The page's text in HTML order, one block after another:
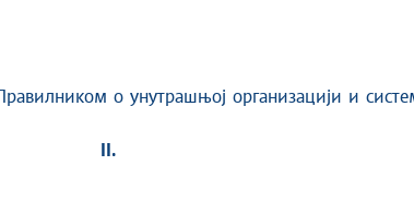
о унутрашњој организацији и
II.